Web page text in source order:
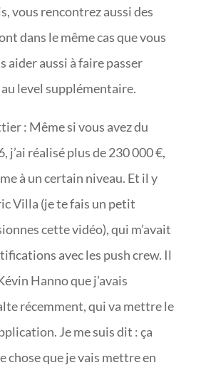
vous rencontrez aussi des
dans le même cas que vous
aider aussi à faire passer
level supplémentaire.
: Même si vous avez du
j’ai réalisé plus de 230 000 €,
à un certain niveau. Et il y
Villa (je te fais un petit
cette vidéo), qui m’avait
avec les push crew. Il
Hanno que j’avais
récemment, qui va mettre le
Je me suis dit : ça
chose que je vais mettre en